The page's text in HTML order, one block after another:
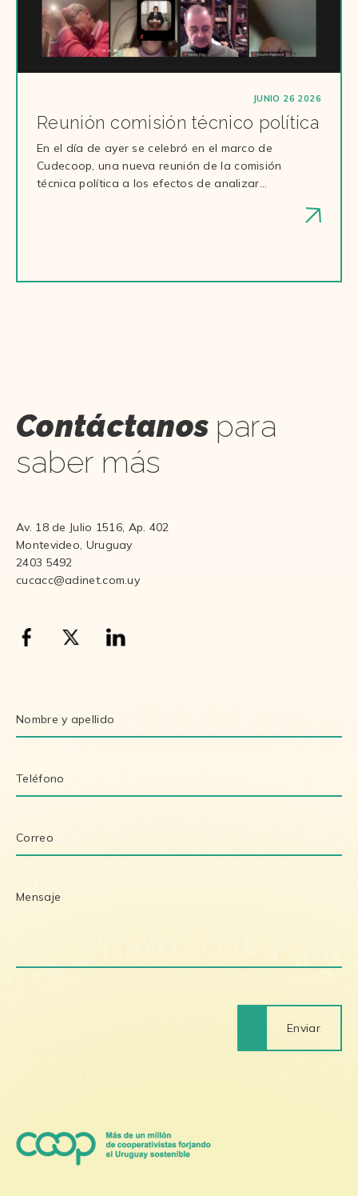
JUNIO 26 2026
Reunión comisión técnico política
En el día de ayer se celebró en el marco de
Cudecoop, una nueva reunión de la comisión
técnica política a los efectos de analizar…
Contáctanos para
saber más
Av. 18 de Julio 1516, Ap. 402
Montevideo, Uruguay
2403 5492
cucacc@adinet.com.uy
Enviar